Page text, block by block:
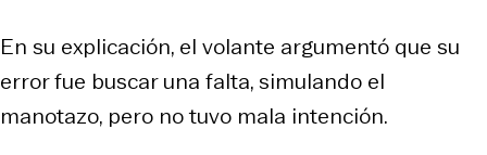
En su explicación, el volante argumentó que su
error fue buscar una falta, simulando el
manotazo, pero no tuvo mala intención.